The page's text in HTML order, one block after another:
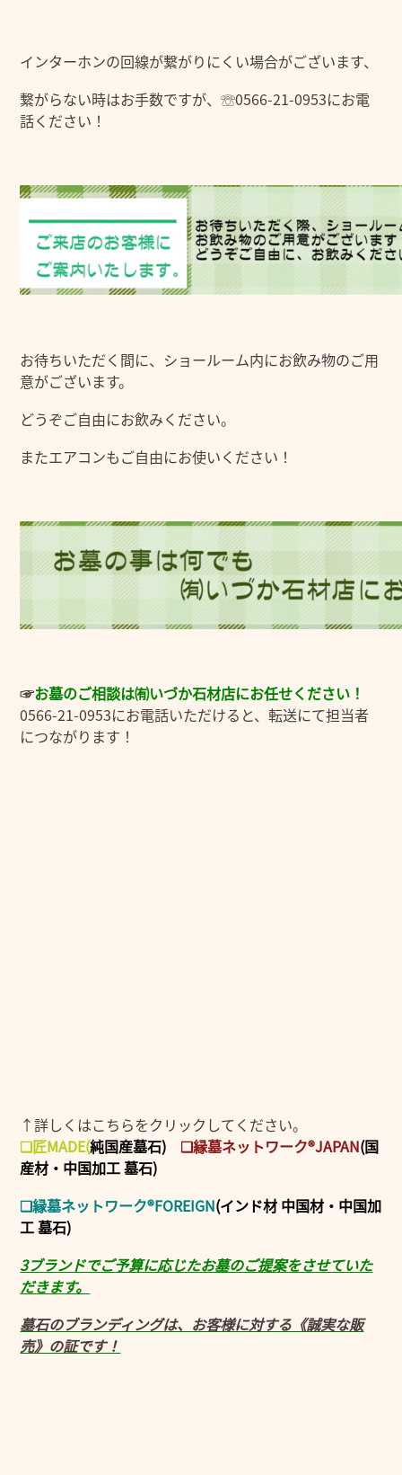
インターホンの回線が繋がりにくい場合がございます、
繋がらない時はお手数ですが、☏0566-21-0953にお電
話ください！
お待ちいただく間に、ショールーム内にお飲み物のご用
意がございます。
どうぞご自由にお飲みください。
またエアコンもご自由にお使いください！
☞お墓のご相談は㈲いづか石材店にお任せください！
0566-21-0953にお電話いただけると、転送にて担当者
につながります！
↑詳しくはこちらをクリックしてください。
❑匠MADE(純国産墓石) ❑縁墓ネットワーク®JAPAN(国
産材・中国加工 墓石)
❑縁墓ネットワーク®FOREIGN(インド材 中国材・中国加
工 墓石)
3ブランドでご予算に応じたお墓のご提案をさせていた
だきます。
墓石のブランディングは、お客様に対する《誠実な販
売》の証です！